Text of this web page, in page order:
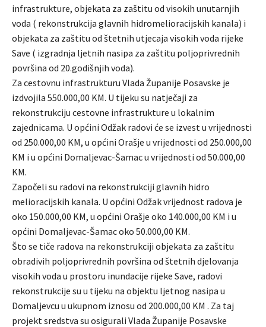
infrastrukture, objekata za zaštitu od visokih unutarnjih
voda ( rekonstrukcija glavnih hidromelioracijskih kanala) i
objekata za zaštitu od štetnih utjecaja visokih voda rijeke
Save ( izgradnja ljetnih nasipa za zaštitu poljoprivrednih
površina od 20.godišnjih voda).
Za cestovnu infrastrukturu Vlada Županije Posavske je
izdvojila 550.000,00 KM. U tijeku su natječaji za
rekonstrukciju cestovne infrastrukture u lokalnim
zajednicama. U općini Odžak radovi će se izvest u vrijednosti
od 250.000,00 KM, u općini Orašje u vrijednosti od 250.000,00
KM i u općini Domaljevac-Šamac u vrijednosti od 50.000,00
KM.
Započeli su radovi na rekonstrukciji glavnih hidro
melioracijskih kanala. U općini Odžak vrijednost radova je
oko 150.000,00 KM, u općini Orašje oko 140.000,00 KM i u
općini Domaljevac-Šamac oko 50.000,00 KM.
Što se tiče radova na rekonstrukciji objekata za zaštitu
obradivih poljoprivrednih površina od štetnih djelovanja
visokih voda u prostoru inundacije rijeke Save, radovi
rekonstrukcije su u tijeku na objektu ljetnog nasipa u
Domaljevcu u ukupnom iznosu od 200.000,00 KM . Za taj
projekt sredstva su osigurali Vlada Županije Posavske